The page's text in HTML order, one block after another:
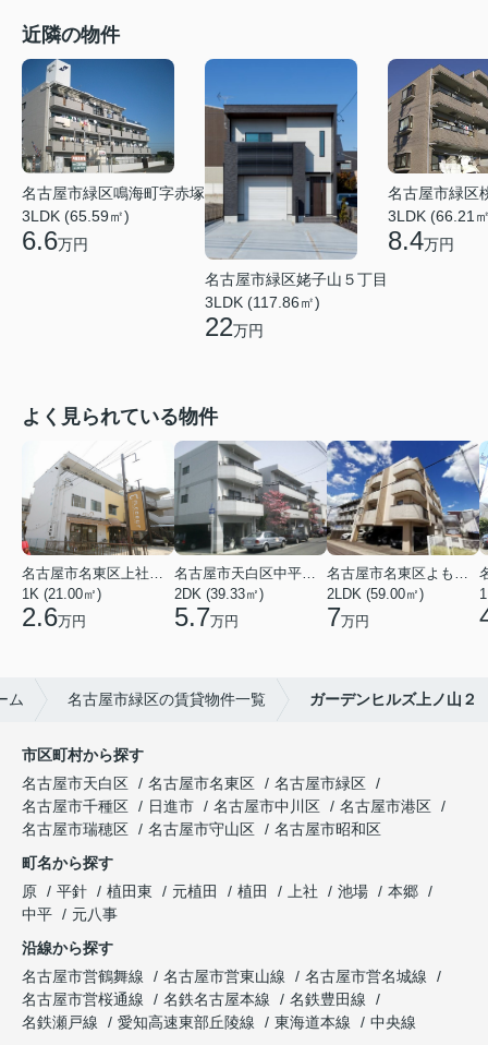
近隣の物件
名古屋市緑区鳴海町字赤塚
3LDK (65.59㎡)
6.6万円
名古屋市緑区姥子山５丁目
3LDK (117.86㎡)
22万円
名古屋市緑区
3LDK (66.21
8.4万円
よく見られている物件
1K (21.00㎡)
2.6万円
2DK (39.33㎡)
5.7万円
2LDK (59.00㎡)
7万円
ム 名古屋市緑区の賃貸物件一覧 ガーデンヒルズ上ノ山２
市区町村から探す
名古屋市天白区
名古屋市名東区
名古屋市緑区
名古屋市千種区
日進市 名古屋市中川区
名古屋市港区
名古屋市瑞穂区
名古屋市守山区
名古屋市昭和区
町名から探す
原
平針 植田東 元植田 植田 上社 池場
本郷
中平
元八事
沿線から探す
名古屋市営鶴舞線
名古屋市営東山線
名古屋市営名城線
名古屋市営桜通線
名鉄名古屋本線
名鉄豊田線
名鉄瀬戸線
愛知高速東部丘陵線 東海道本線
中央線